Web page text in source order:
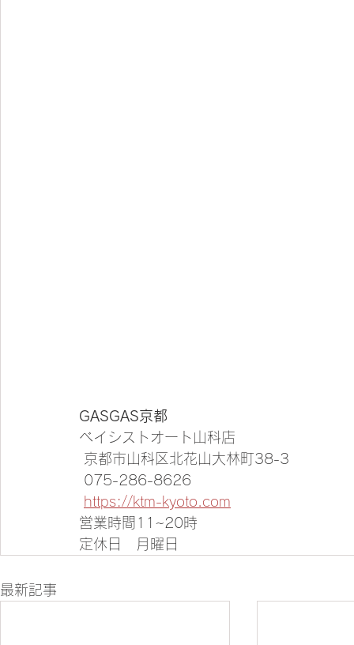
GASGAS京都
ベイシストオート山科店
京都市山科区北花山大林町38-3
075-286-8626
https://ktm-kyoto.com
営業時間11~20時
定休日　月曜日
最新記事